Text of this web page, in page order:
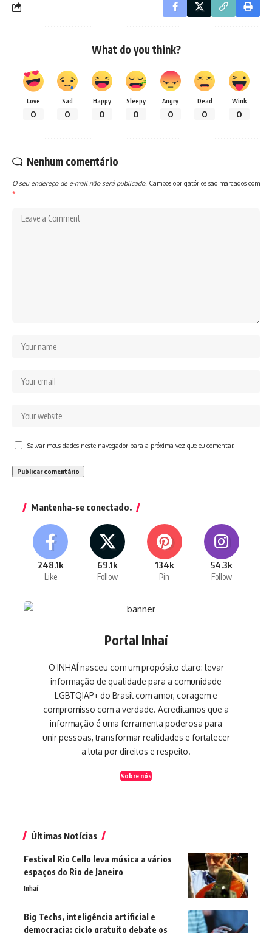
What do you think?
Love
0
Sad
0
Happy
0
Sleepy
0
Angry
0
Dead
0
Wink
0
Nenhum comentário
O seu endereço de e-mail não será publicado. Campos obrigatórios são marcados com
*
Salvar meus dados neste navegador para a próxima vez que eu comentar.
Mantenha-se conectado.
248.1k
Like
69.1k
Follow
134k
Pin
54.3k
Follow
Portal Inhaí
O INHAÍ nasceu com um propósito claro: levar
informação de qualidade para a comunidade
LGBTQIAP+ do Brasil com amor, coragem e
compromisso com a verdade. Acreditamos que a
informação é uma ferramenta poderosa para
unir pessoas, transformar realidades e fortalecer
a luta por direitos e respeito.
Sobre nós
Últimas Notícias
Festival Rio Cello leva música a vários
espaços do Rio de Janeiro
Inhaí
Big Techs, inteligência artificial e
democracia: ciclo gratuito debate os